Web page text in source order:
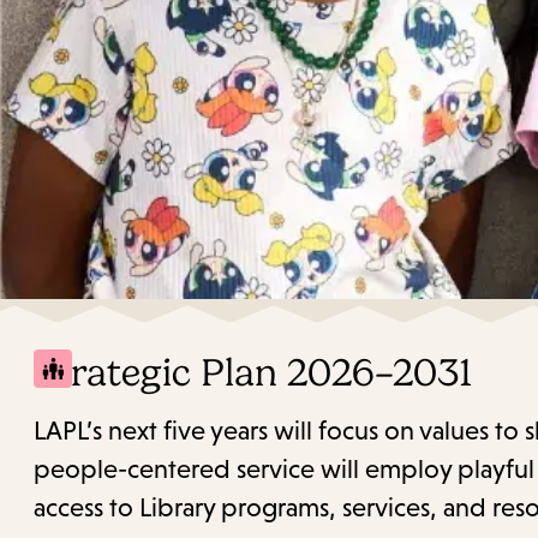
Strategic Plan 2026–2031
LAPL’s next five years will focus on values
people-centered service will employ
access to Library programs, services, and